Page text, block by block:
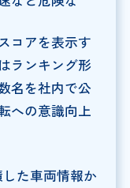
コアを表示す
ランキング形
名を社内で公
への意識向上
た車両情報か